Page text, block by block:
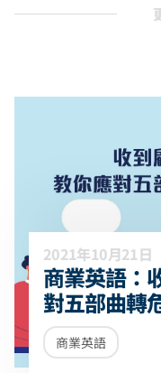
2021年10月21日
商業英語：
對五部曲轉
商業英語